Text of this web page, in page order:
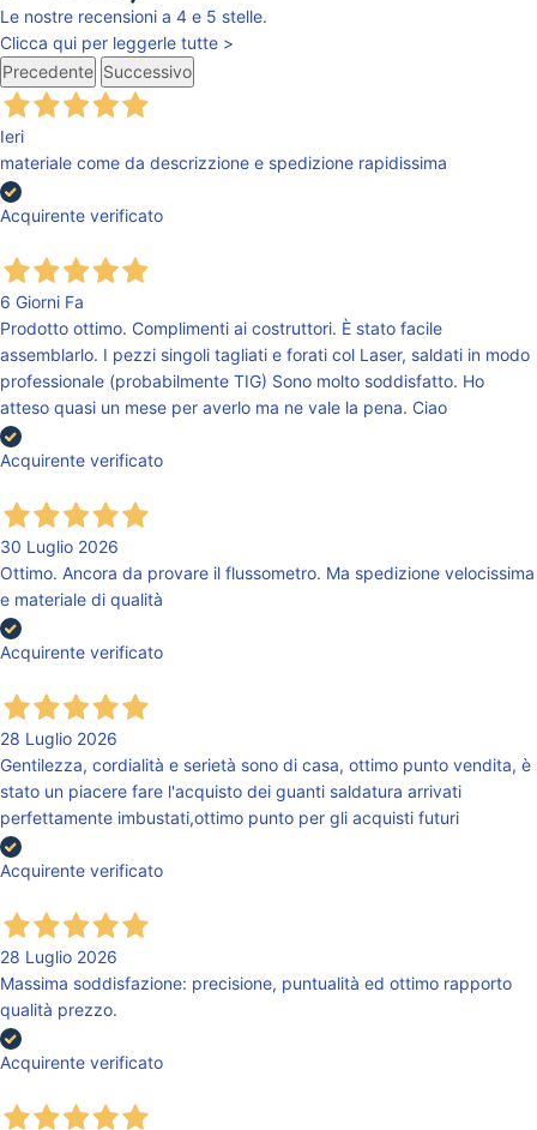
Le nostre recensioni a 4 e 5 stelle.
Clicca qui per leggerle tutte >
Precedente Successivo
Ieri
materiale come da descrizzione e spedizione rapidissima
Acquirente verificato
6 Giorni Fa
Prodotto ottimo. Complimenti ai costruttori. È stato facile
assemblarlo. I pezzi singoli tagliati e forati col Laser, saldati in modo
professionale (probabilmente TIG) Sono molto soddisfatto. Ho
atteso quasi un mese per averlo ma ne vale la pena. Ciao
Acquirente verificato
30 Luglio 2026
Ottimo. Ancora da provare il flussometro. Ma spedizione velocissima
e materiale di qualità
Acquirente verificato
28 Luglio 2026
Gentilezza, cordialità e serietà sono di casa, ottimo punto vendita, è
stato un piacere fare l'acquisto dei guanti saldatura arrivati
perfettamente imbustati,ottimo punto per gli acquisti futuri
Acquirente verificato
28 Luglio 2026
Massima soddisfazione: precisione, puntualità ed ottimo rapporto
qualità prezzo.
Acquirente verificato